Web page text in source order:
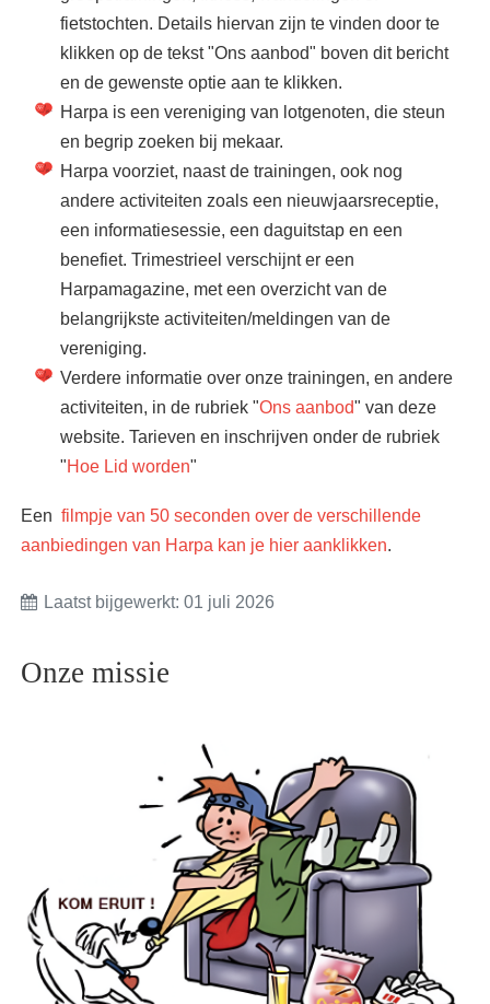
fietstochten. Details hiervan zijn te vinden door te
klikken op de tekst "Ons aanbod" boven dit bericht
en de gewenste optie aan te klikken.
Harpa is een vereniging van lotgenoten, die steun
en begrip zoeken bij mekaar.
Harpa voorziet, naast de trainingen, ook nog
andere activiteiten zoals een nieuwjaarsreceptie,
een informatiesessie, een daguitstap en een
benefiet. Trimestrieel verschijnt er een
Harpamagazine, met een overzicht van de
belangrijkste activiteiten/meldingen van de
vereniging.
Verdere informatie over onze trainingen, en andere
activiteiten, in de rubriek "Ons aanbod" van deze
website. Tarieven en inschrijven onder de rubriek
"Hoe Lid worden"
Een filmpje van 50 seconden over de verschillende
aanbiedingen van Harpa kan je hier aanklikken.
Laatst bijgewerkt: 01 juli 2026
Onze missie